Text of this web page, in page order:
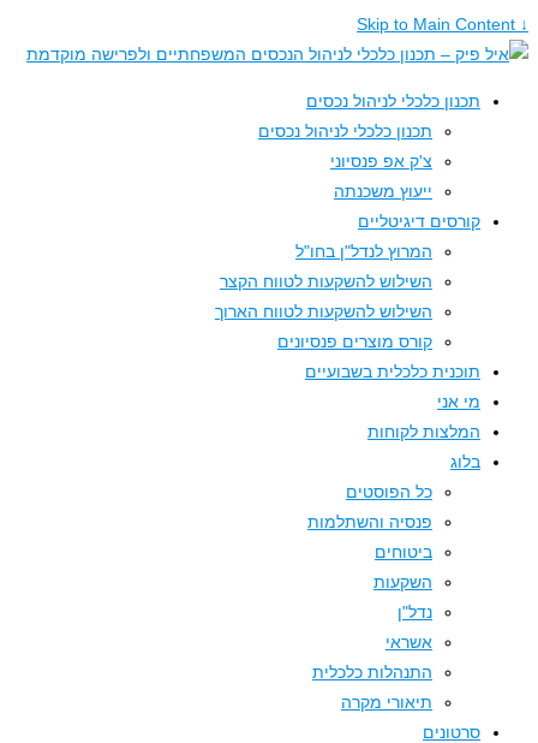
תכנון כלכלי לניהול נכסים
תכנון כלכלי לניהול נכסים
צ'ק אפ פנסיוני
ייעוץ משכנתה
קורסים דיגיטליים
המרוץ לנדל"ן בחו"ל
השילוש להשקעות לטווח הקצר
השילוש להשקעות לטווח הארוך
קורס מוצרים פנסיונים
תוכנית כלכלית בשבועיים
מי אני
המלצות לקוחות
בלוג
כל הפוסטים
פנסיה והשתלמות
ביטוחים
השקעות
נדל"ן
אשראי
התנהלות כלכלית
תיאורי מקרה
סרטונים